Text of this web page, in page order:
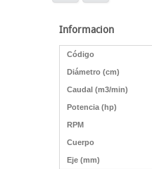
Informacion
Código
Diámetro (cm)
Caudal (m3/min)
Potencia (hp)
RPM
Cuerpo
Eje (mm)